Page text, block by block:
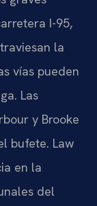
I-95,
la
vías pueden
Las
y Brooke
bufete. Law
en la
del